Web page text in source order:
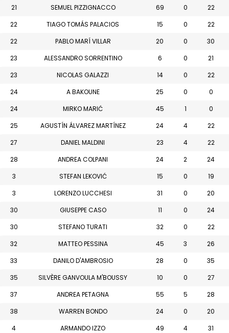
21
SEMUEL PIZZIGNACCO 69 0
22
22
TIAGO TOMÁS PALACIOS 15 0
22
22
PABLO MARÍ VILLAR 20 0
30
23
ALESSANDRO SORRENTINO 6 0
21
23
NICOLAS GALAZZI 14 0
22
24
A BAKOUNE 25 0
0
24
MIRKO MARIĆ 45 1
0
25
AGUSTÍN ÁLVAREZ MARTÍNEZ 24 4
22
27
DANIEL MALDINI 23 4
22
28
ANDREA COLPANI 24 2
24
3
STEFAN LEKOVIĆ 15 0
19
3
LORENZO LUCCHESI 31 0
20
30
GIUSEPPE CASO 11 0
24
30
STEFANO TURATI 32 0
22
32
MATTEO PESSINA 45 3
26
33
DANILO D'AMBROSIO 28 0
35
35
SILVÈRE GANVOULA M'BOUSSY 10 0
27
37
ANDREA PETAGNA 55 5
28
38
WARREN BONDO 24 0
20
4
ARMANDO IZZO 49 4
31